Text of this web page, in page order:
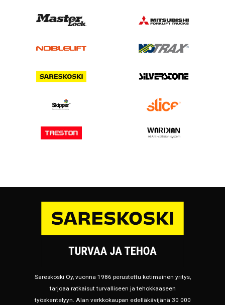
Sareskoski Oy, vuonna 1986 perustettu kotimainen yritys,
tarjoaa ratkaisut turvalliseen ja tehokkaaseen
työskentelyyn. Alan verkkokaupan edelläkävijänä 30 000